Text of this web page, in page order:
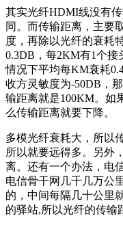
其实光纤HDMI线没有
同。而传输距离，主要
度，再除以光纤的衰耗
0.3DB，每2KM有1个接
情况下平均每KM衰耗
收方灵敏度为-50DB，
输距离就是100KM。如
么传输距离就要下降。
多模光纤衰耗大，所以
所以就要远得多。另外
离。还有一个办法，电
电信骨干网几千几万公
的，中间每隔几十公里
的驿站,所以光纤的传输